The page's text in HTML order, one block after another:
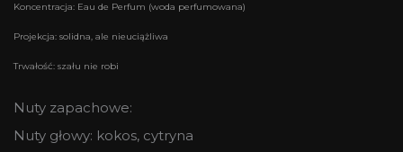
Koncentracja: Eau de Perfum (woda perfumowana)
Projekcja: solidna, ale nieuciążliwa
Trwałość: szału nie robi
Nuty zapachowe:
Nuty głowy: kokos, cytryna